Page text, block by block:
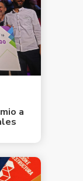
a